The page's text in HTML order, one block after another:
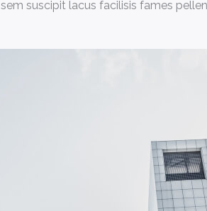
sem suscipit lacus facilisis fames